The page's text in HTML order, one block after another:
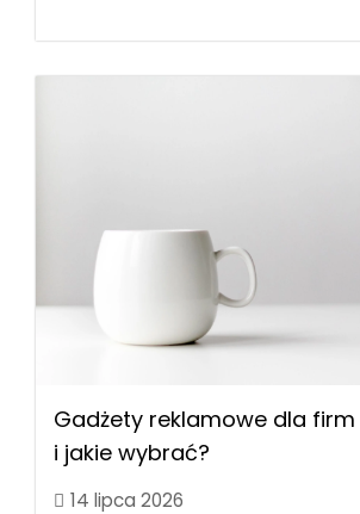
Gadżety reklamowe dla
i jakie wybrać?
14 lipca 2026